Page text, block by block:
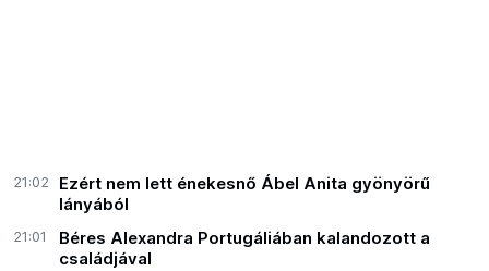
21:02
Ezért nem lett énekesnő Ábel Anita gyönyörű
lányából
21:01
Béres Alexandra Portugáliában kalandozott a
családjával